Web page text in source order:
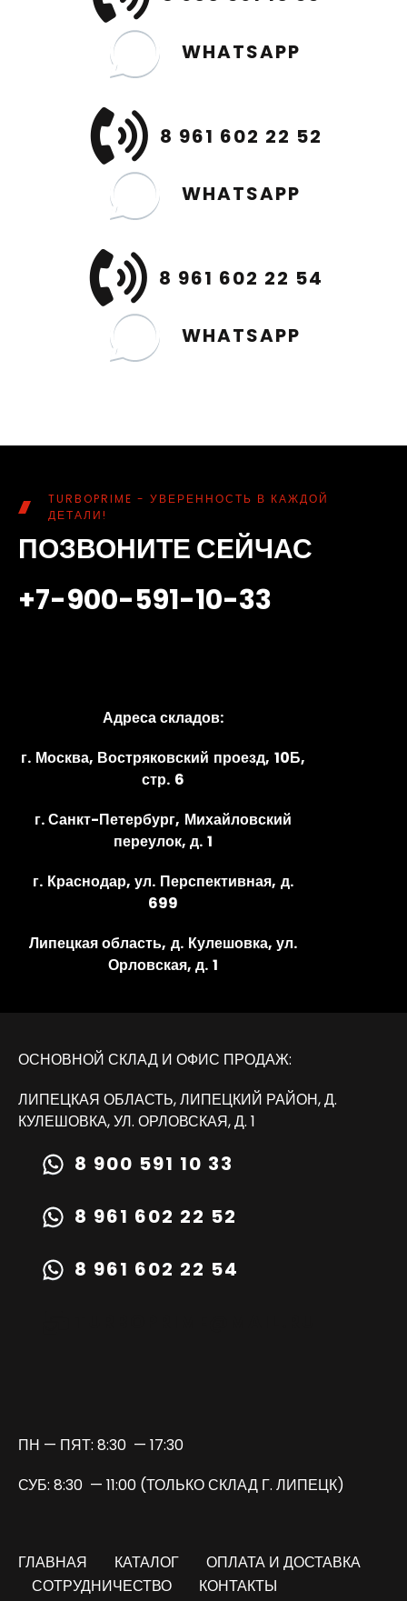
WHATSAPP
8 961 602 22 52
WHATSAPP
8 961 602 22 54
WHATSAPP
TURBOPRIME - УВЕРЕННОСТЬ В КАЖДОЙ
ДЕТАЛИ!
ПОЗВОНИТЕ СЕЙЧАС
+7-900-591-10-33
Адреса складов:
г. Москва, Востряковский проезд, 10Б,
стр. 6
г. Санкт-Петербург, Михайловский
переулок, д. 1
г. Краснодар, ул. Перспективная, д.
699
Липецкая область, д. Кулешовка, ул.
Орловская, д. 1
ОСНОВНОЙ СКЛАД И ОФИС ПРОДАЖ:
ЛИПЕЦКАЯ ОБЛАСТЬ, ЛИПЕЦКИЙ РАЙОН, Д.
КУЛЕШОВКА, УЛ. ОРЛОВСКАЯ, Д. 1
8 900 591 10 33
8 961 602 22 52
8 961 602 22 54
ПН — ПЯТ: 8:30 — 17:30
СУБ: 8:30 — 11:00 (ТОЛЬКО СКЛАД Г. ЛИПЕЦК)
ГЛАВНАЯ КАТАЛОГ
ОПЛАТА И ДОСТАВКА
СОТРУДНИЧЕСТВО
КОНТАКТЫ